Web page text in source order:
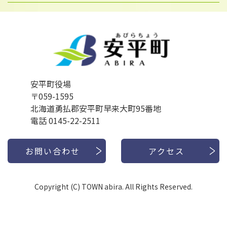
安平町役場
〒059-1595
北海道勇払郡安平町早来大町95番地
電話 0145-22-2511
お問い合わせ アクセス
Copyright (C) TOWN abira. All Rights Reserved.